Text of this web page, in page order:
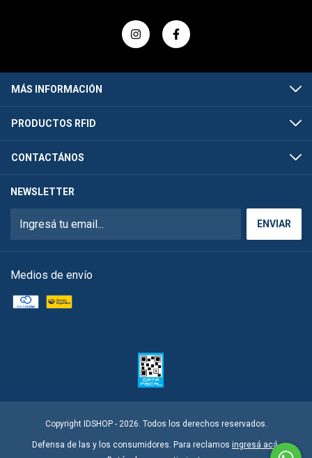
MÁS INFORMACIÓN
PRODUCTOS RFID
CONTACTÁNOS
NEWSLETTER
Medios de envío
Copyright IDSHOP - 2026. Todos los derechos reservados.
Defensa de las y los consumidores. Para reclamos ingresá acá.